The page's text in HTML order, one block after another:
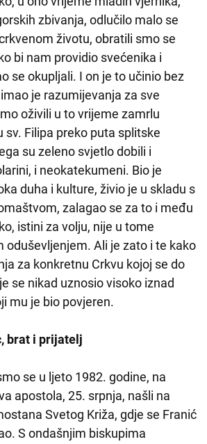
zbivanja, odlučilo malo se
životu, obratili smo se
bi nam providio svećenika i
se okupljali. I on je to učinio bez
je razumijevanja za sve
oživili u to vrijeme zamrlu
sv. Filipa preko puta splitske
su zeleno svjetlo dobili i
i neokatekumeni. Bio je
duha i kulture, živio je u skladu s
zalagao se za to i među
istini za volju, nije u tome
oduševljenjem. Ali je zato i te kako
za konkretnu Crkvu kojoj se do
se nikad uznosio visoko iznad
mu je bio povjeren.
brat i prijatelj
se u ljeto 1982. godine, na
apostola, 25. srpnja, našli na
Svetog Križa, gdje se Franić
S ondašnjim biskupima